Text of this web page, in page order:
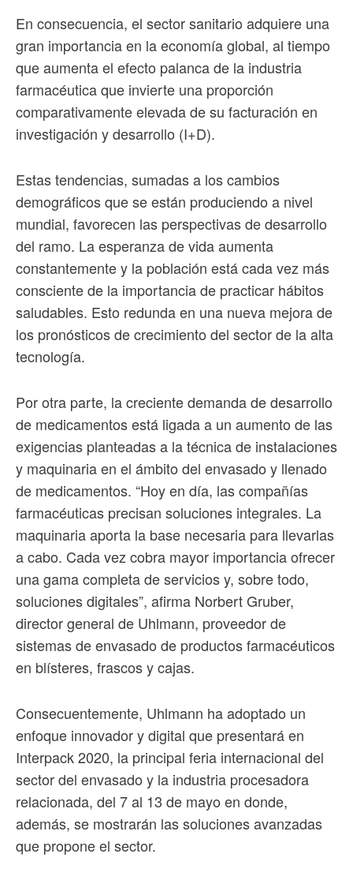
En consecuencia, el sector sanitario adquiere una
gran importancia en la economía global, al tiempo
que aumenta el efecto palanca de la industria
farmacéutica que invierte una proporción
comparativamente elevada de su facturación en
investigación y desarrollo (I+D).
Estas tendencias, sumadas a los cambios
demográficos que se están produciendo a nivel
mundial, favorecen las perspectivas de desarrollo
del ramo. La esperanza de vida aumenta
constantemente y la población está cada vez más
consciente de la importancia de practicar hábitos
saludables. Esto redunda en una nueva mejora de
los pronósticos de crecimiento del sector de la alta
tecnología.
Por otra parte, la creciente demanda de desarrollo
de medicamentos está ligada a un aumento de las
exigencias planteadas a la técnica de instalaciones
y maquinaria en el ámbito del envasado y llenado
de medicamentos. “Hoy en día, las compañías
farmacéuticas precisan soluciones integrales. La
maquinaria aporta la base necesaria para llevarlas
a cabo. Cada vez cobra mayor importancia ofrecer
una gama completa de servicios y, sobre todo,
soluciones digitales”, afirma Norbert Gruber,
director general de Uhlmann, proveedor de
sistemas de envasado de productos farmacéuticos
en blísteres, frascos y cajas.
Consecuentemente, Uhlmann ha adoptado un
enfoque innovador y digital que presentará en
Interpack 2020, la principal feria internacional del
sector del envasado y la industria procesadora
relacionada, del 7 al 13 de mayo en donde,
además, se mostrarán las soluciones avanzadas
que propone el sector.